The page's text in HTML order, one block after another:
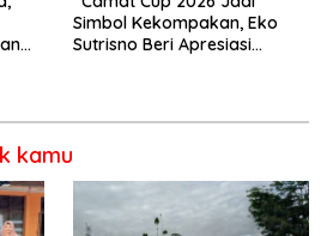
Simbol Kekompakan, Eko
Sutrisno Beri Apresiasi
kamu